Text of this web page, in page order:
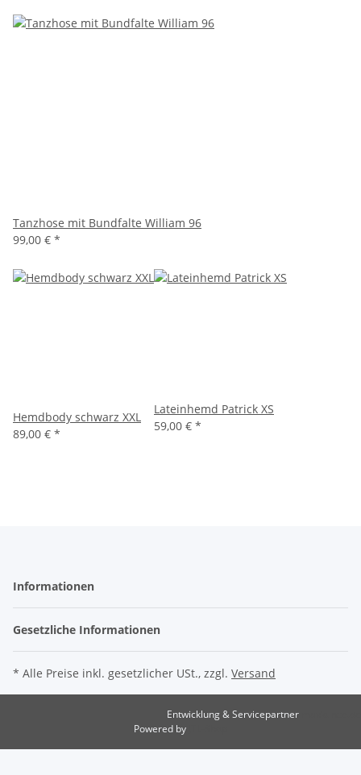
Tanzhose mit Bundfalte William 96
99,00 € *
Hemdbody schwarz XXL
89,00 € *
Lateinhemd Patrick XS
59,00 € *
Informationen
Gesetzliche Informationen
* Alle Preise inkl. gesetzlicher USt., zzgl. Versand
Entwicklung & Servicepartner
Powered by